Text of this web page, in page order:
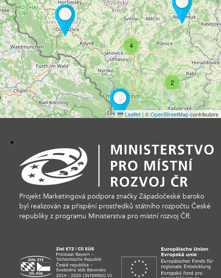
2
4
Leaflet | ©OpenStreetMapcontributors
Projekt Marketingová podpora značky Západočeské baroko
byl realizován za přispění prostředků státního rozpočtu České
republiky z programu Ministerstva pro místní rozvoj ČR.